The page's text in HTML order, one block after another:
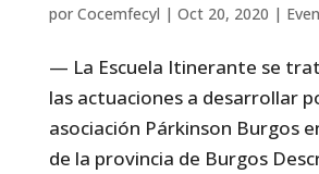
por Cocemfecyl | Oct 20, 2020 |
— La Escuela Itinerante se
las actuaciones a desarrollar
asociación Párkinson Burgos
de la provincia de Burgos